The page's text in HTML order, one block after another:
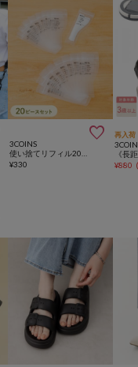

3COINS
¥330
再入荷
¥880